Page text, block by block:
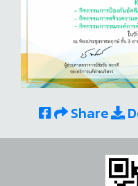
Share